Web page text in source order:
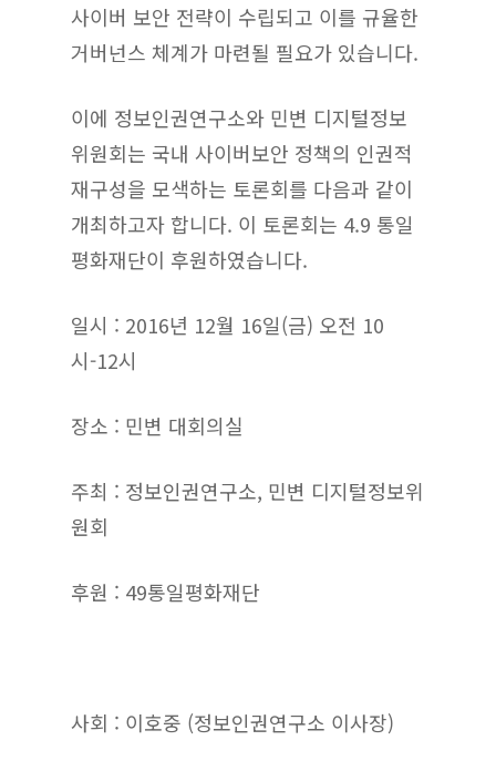
사이버 보안 전략이 수립되고 이를 규율한
거버넌스 체계가 마련될 필요가 있습니다.
이에 정보인권연구소와 민변 디지털정보
위원회는 국내 사이버보안 정책의 인권적
재구성을 모색하는 토론회를 다음과 같이
개최하고자 합니다. 이 토론회는 4.9 통일
평화재단이 후원하였습니다.
일시 : 2016년 12월 16일(금) 오전 10
시-12시
장소 : 민변 대회의실
주최 : 정보인권연구소, 민변 디지털정보위
원회
후원 : 49통일평화재단
사회 : 이호중 (정보인권연구소 이사장)